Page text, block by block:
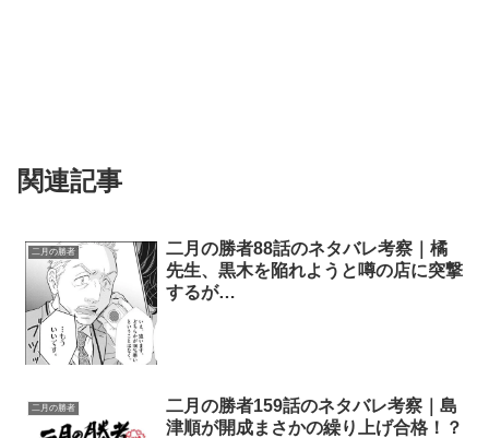
関連記事
二月の勝者
二月の勝者88話のネタバレ考察｜橘
先生、黒木を陥れようと噂の店に突撃
するが…
二月の勝者
二月の勝者159話のネタバレ考察｜島
津順が開成まさかの繰り上げ合格！？